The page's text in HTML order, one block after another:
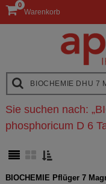
Warenkorb
0
Sie suchen nach: „
phosphoricum D 6
BIOCHEMIE Pflüger 7